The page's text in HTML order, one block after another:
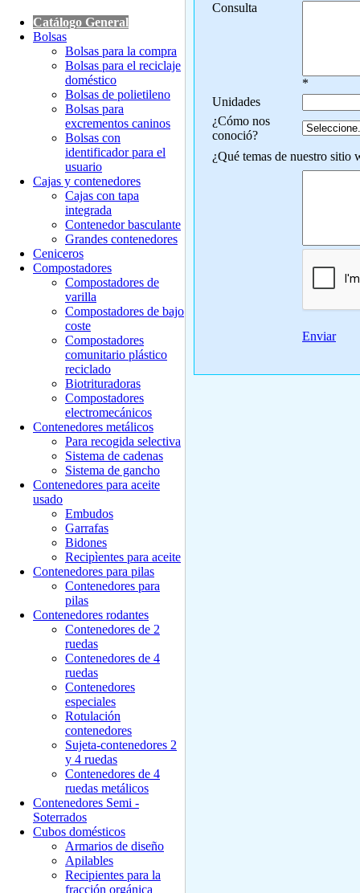
Catálogo General
Bolsas
Bolsas para la compra
Bolsas para el reciclaje
doméstico
Bolsas de polietileno
Bolsas para
excrementos caninos
Bolsas con
identificador para el
usuario
Cajas y contenedores
Cajas con tapa
integrada
Contenedor basculante
Grandes contenedores
Ceniceros
Compostadores
Compostadores de
varilla
Compostadores de bajo
coste
Compostadores
comunitario plástico
reciclado
Biotrituradoras
Compostadores
electromecánicos
Contenedores metálicos
Para recogida selectiva
Sistema de cadenas
Sistema de gancho
Contenedores para aceite
usado
Embudos
Garrafas
Bidones
Recipìentes para aceite
Contenedores para pilas
Contenedores para
pilas
Contenedores rodantes
Contenedores de 2
ruedas
Contenedores de 4
ruedas
Contenedores
especiales
Rotulación
contenedores
Sujeta-contenedores 2
y 4 ruedas
Contenedores de 4
ruedas metálicos
Contenedores Semi -
Soterrados
Cubos domésticos
Armarios de diseño
Apilables
Recipientes para la
fracción orgánica
Consulta
*
Unidades
¿Cómo nos
conoció?
¿Qué temas de nuestro sitio
Enviar